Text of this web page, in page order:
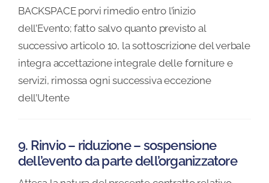
BACKSPACE porvi rimedio entro l’inizio
dell’Evento; fatto salvo quanto previsto al
successivo articolo 10, la sottoscrizione del verbale
integra accettazione integrale delle forniture e
servizi, rimossa ogni successiva eccezione
dell’Utente
9. Rinvio – riduzione – sospensione
dell’evento da parte dell’organizzatore